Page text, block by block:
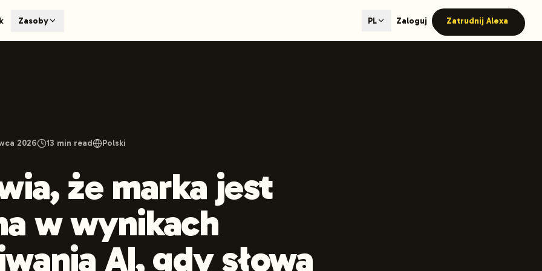
engines like ChatGPT, Claude, and Perplexity. Automated content generation with GEO optimization built-in.
hours.
Zasoby PL Zaloguj Zatrudnij Alexa
2026 13 min read Polski
że marka jest
w wynikach
AI, gdy słowa